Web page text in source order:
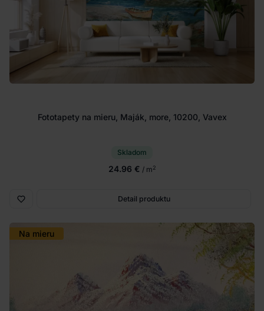
Fototapety na mieru, Maják, more, 10200, Vavex
Skladom
24.96 € / m2
Detail produktu
Na mieru